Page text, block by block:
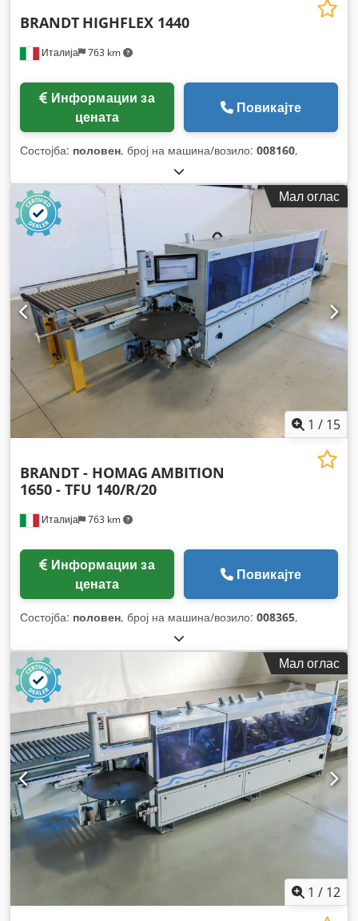
Италија 763 km
BRANDT HIGHFLEX 1440
цената
Повикајте
Состојба: половен, број на машина/возило: 008160,
Мал оглас
1 / 15
Италија 763 km
BRANDT - HOMAG AMBITION
1650 - TFU 140/R/20
цената
Повикајте
Состојба: половен, број на машина/возило: 008365,
Мал оглас
1 / 12